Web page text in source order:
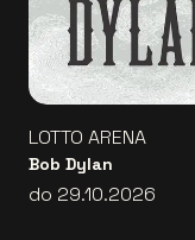
LOTTO ARENA
Bob Dylan
do 29.10.2026